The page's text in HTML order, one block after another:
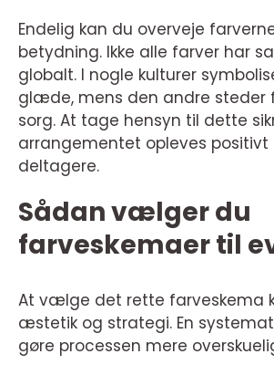
Endelig kan du overveje
betydning. Ikke alle farver har
globalt. I nogle kulturer
glæde, mens den andre steder
sorg. At tage hensyn til dette
arrangementet opleves positivt
deltagere.
Sådan vælger du
farveskemaer til
At vælge det rette farveskema
æstetik og strategi. En
gøre processen mere